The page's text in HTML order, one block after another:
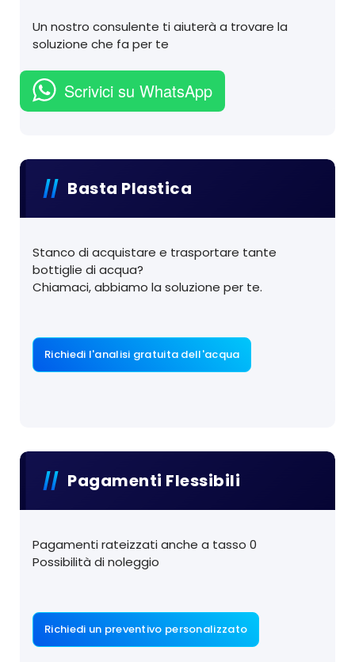
Un nostro consulente ti aiuterà a trovare la
soluzione che fa per te
Scrivici su WhatsApp
Basta Plastica
Stanco di acquistare e trasportare tante
bottiglie di acqua?
Chiamaci, abbiamo la soluzione per te.
Richiedi l'analisi gratuita dell'acqua
Pagamenti Flessibili
Pagamenti rateizzati anche a tasso 0
Possibilità di noleggio
Richiedi un preventivo personalizzato